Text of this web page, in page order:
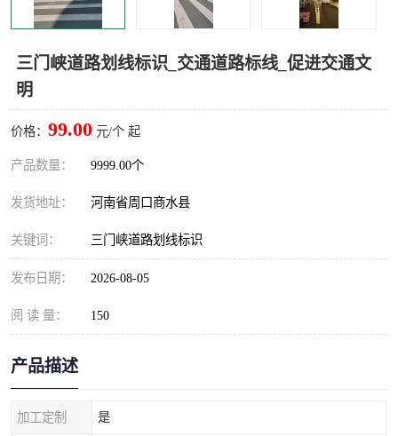
三门峡道路划线标识_交通道路标线_促进交通文
明
价格： 99.00 元/个 起
产品数量： 9999.00个
发货地址： 河南省周口商水县
关键词： 三门峡道路划线标识
发布日期： 2026-08-05
阅 读 量： 150
产品描述
加工定制 是